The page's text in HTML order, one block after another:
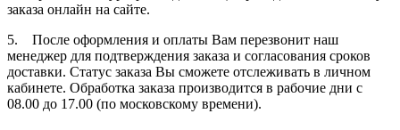
заказа онлайн на сайте.
5. После оформления и оплаты Вам перезвонит наш
менеджер для подтверждения заказа и согласования сроков
доставки. Статус заказа Вы сможете отслеживать в личном
кабинете. Обработка заказа производится в рабочие дни с
08.00 до 17.00 (по московскому времени).